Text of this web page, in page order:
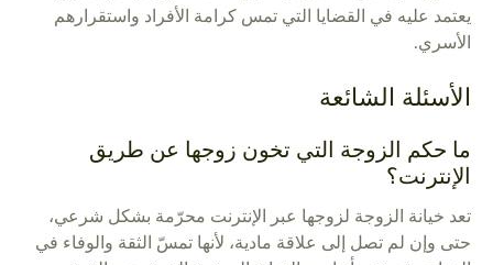
يعتمد عليه في القضايا التي تمس كرامة الأفراد واستقرارهم
الأسري.
الأسئلة الشائعة
ما حكم الزوجة التي تخون زوجها عن طريق
الإنترنت؟
تعد خيانة الزوجة لزوجها عبر الإنترنت محرّمة بشكل شرعي،
حتى وإن لم تصل إلى علاقة مادية، لأنها تمسّ الثقة والوفاء في